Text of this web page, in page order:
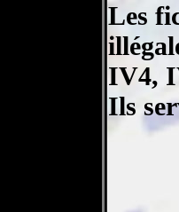
Les
IV4,
Ils
- à
- à
-